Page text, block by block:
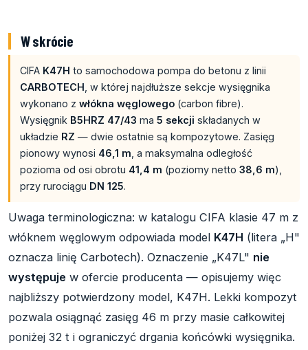
W skrócie
CIFA K47H to samochodowa pompa do betonu z linii
CARBOTECH , w której najdłuższe sekcje wysięgnika
wykonano z włókna węglowego(carbon fibre).
Wysięgnik B5HRZ 47/43 ma 5 sekcji składanych w
układzie RZ — dwie ostatnie są kompozytowe. Zasięg
pionowy wynosi 46,1 m , a maksymalna odległość
pozioma od osi obrotu 41,4 m (poziomy netto 38,6 m),
przy rurociągu DN 125.
Uwaga terminologiczna: w katalogu CIFA klasie 47 m z
włóknem węglowym odpowiada model K47H (litera „H"
oznacza linię Carbotech). Oznaczenie „K47L" nie
występuje w ofercie producenta — opisujemy więc
najbliższy potwierdzony model, K47H. Lekki kompozyt
pozwala osiągnąć zasięg 46 m przy masie całkowitej
poniżej 32 t i ograniczyć drgania końcówki wysięgnika.